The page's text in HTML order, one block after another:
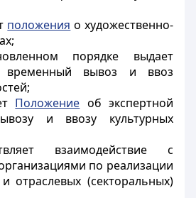
положения о художественно-
порядке выдает
временный вывоз и ввоз
Положение об экспертной
и ввозу культурных
взаимодействие с
по реализации
отраслевых (секторальных)